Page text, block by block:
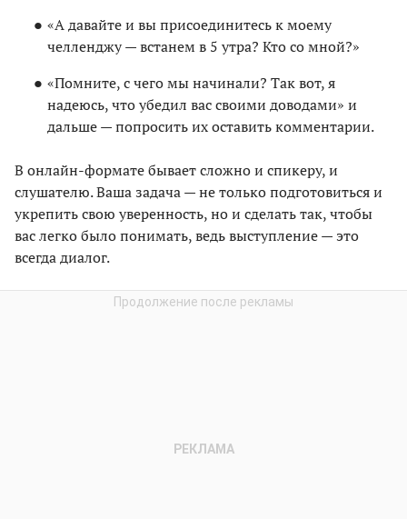
«А давайте и вы присоединитесь к моему
челленджу — встанем в 5 утра? Кто со мной?»
«Помните, с чего мы начинали? Так вот, я
надеюсь, что убедил вас своими доводами» и
дальше — попросить их оставить комментарии.
В онлайн-формате бывает сложно и спикеру, и
слушателю. Ваша задача — не только подготовиться и
укрепить свою уверенность, но и сделать так, чтобы
вас легко было понимать, ведь выступление — это
всегда диалог.